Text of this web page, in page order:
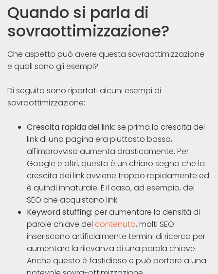
Quando si parla di
sovraottimizzazione?
Che aspetto può avere questa sovraottimizzazione
e quali sono gli esempi?
Di seguito sono riportati alcuni esempi di
sovraottimizzazione:
Crescita rapida dei link: se prima la crescita dei
link di una pagina era piuttosto bassa,
all'improvviso aumenta drasticamente. Per
Google e altri, questo è un chiaro segno che la
crescita dei link avviene troppo rapidamente ed
è quindi innaturale. È il caso, ad esempio, dei
SEO che acquistano link.
Keyword stuffing: per aumentare la densità di
parole chiave del contenuto, molti SEO
inseriscono artificialmente termini di ricerca per
aumentare la rilevanza di una parola chiave.
Anche questo è fastidioso e può portare a una